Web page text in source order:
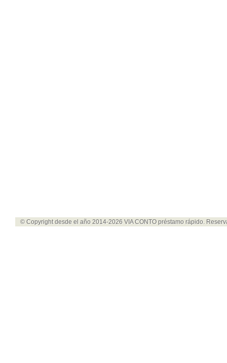
© Copyright desde el año 2014-2026 VIA CONTO préstamo rápido.